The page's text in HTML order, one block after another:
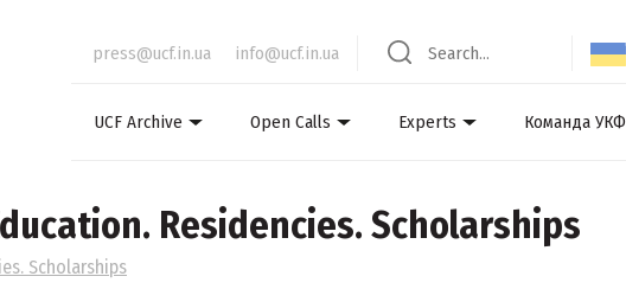
press@ucf.in.ua info@ucf.in.ua
UCF Archive Open Calls Experts Команда УКФ
Residencies. Scholarships
Scholarships